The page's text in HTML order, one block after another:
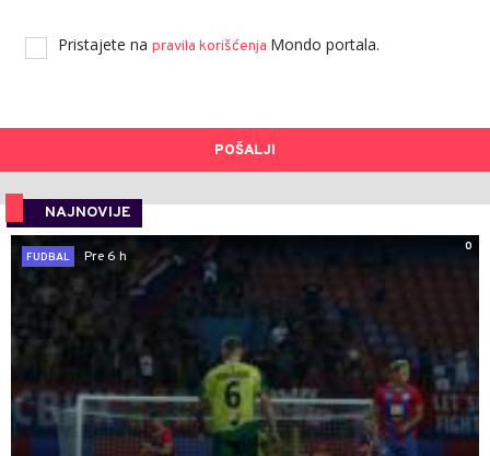
Pristajete na pravila korišćenja Mondo portala.
POŠALJI
NAJNOVIJE
0
FUDBAL
Pre 6 h